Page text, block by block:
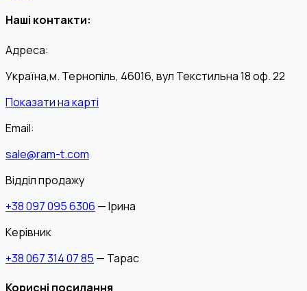
Наші контакти:
Адреса:
Україна,м. Тернопіль, 46016, вул Текстильна 18 оф. 22
Показати на карті
Email:
sale@ram-t.com
Відділ продажу
+38 097 095 6306 — Ірина
Керівник
+38 067 314 07 85 — Тарас
Корисні посилання